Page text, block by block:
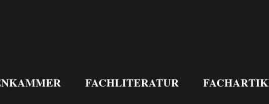
FACHLITERATUR